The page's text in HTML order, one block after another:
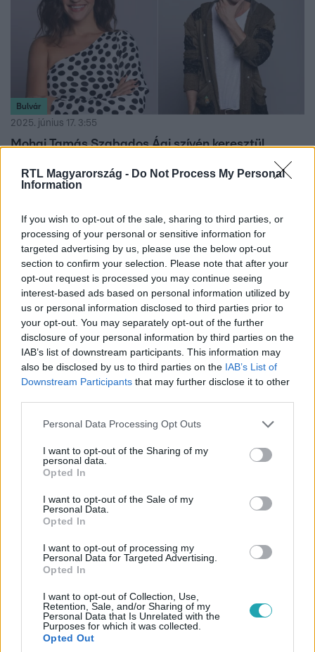
RTL Magyarország - Do Not Process My Personal
Information
If you wish to opt-out of the sale, sharing to third parties, or
processing of your personal or sensitive information for
targeted advertising by us, please use the below opt-out
section to confirm your selection. Please note that after your
opt-out request is processed you may continue seeing
interest-based ads based on personal information utilized by
us or personal information disclosed to third parties prior to
your opt-out. You may separately opt-out of the further
disclosure of your personal information by third parties on the
IAB’s list of downstream participants. This information may
also be disclosed by us to third parties on the IAB’s List of
Downstream Participants that may further disclose it to other
Please note that this website/app uses one or more Google
not limited to your visit or usage behaviour. You may click to
grant or deny consent to Google and its third-party tags to
use your data for below specified purposes in below Google
consent section.
Personal Data Processing Opt Outs
I want to opt-out of the Sharing of my
personal data.
Opted In
I want to opt-out of the Sale of my
Personal Data.
Opted In
I want to opt-out of processing my
Personal Data for Targeted Advertising.
Opted In
I want to opt-out of Collection, Use,
Retention, Sale, and/or Sharing of my
Personal Data that Is Unrelated with the
Purposes for which it was collected.
Opted Out
Bulvár
2025. június 17. 3:55
Mohai Tamás Szabados Ági szívén keresztül
nyerte meg Az Árulók első évadát – emlékszel?
Mohai Tamás zongorával és őszinte beszélgetésekkel
az RTL+ Premiumon!
Megható győzelem, tragikus veszteség – Ők Az
Árulók három évadának nyertesei
évadának legdrámaibb pillanatait!